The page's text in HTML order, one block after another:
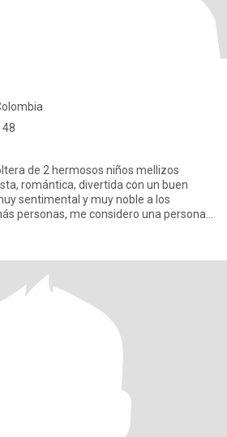
48
de 2 hermosos niños mellizos
romántica, divertida con un buen
sentimental y muy noble a los
personas, me considero una persona